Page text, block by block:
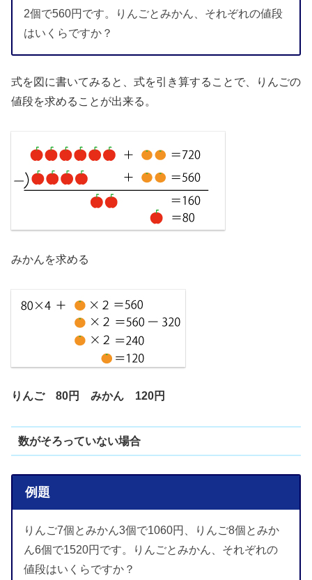
2個で560円です。りんごとみかん、それぞれの値段
はいくらですか？
式を図に書いてみると、式を引き算することで、りんごの
値段を求めることが出来る。
みかんを求める
りんご 80円 みかん 120円
数がそろっていない場合
例題
りんご7個とみかん3個で1060円、りんご8個とみか
ん6個で1520円です。りんごとみかん、それぞれの
値段はいくらですか？